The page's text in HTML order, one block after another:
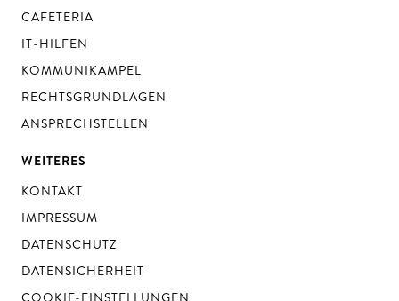
CAFETERIA
IT-HILFEN
KOMMUNIKAMPEL
RECHTSGRUNDLAGEN
ANSPRECHSTELLEN
WEITERES
KONTAKT
IMPRESSUM
DATENSCHUTZ
DATENSICHERHEIT
COOKIE-EINSTELLUNGEN